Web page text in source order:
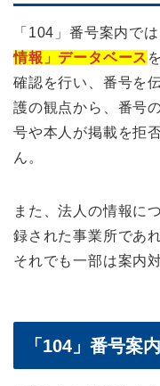
「104」番号案内では
情報」データベース
確認を行い、番号を
護の観点から、番号
号や本人が掲載を拒
ん。
また、法人の情報に
録された事業所であ
それでも一部は案内
「104」番号案